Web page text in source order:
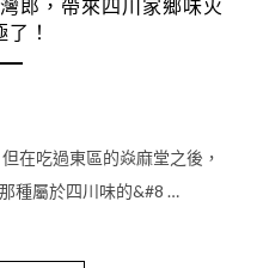
郎，帶來四川家鄉味火
！
在吃過東區的焱麻堂之後，
種屬於四川味的&#8 …